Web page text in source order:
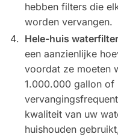
hebben filters die
worden vervangen.
Hele-huis
een aanzienlijke
voordat ze moeten
1.000.000 gallon of
kwaliteit van uw
huishouden